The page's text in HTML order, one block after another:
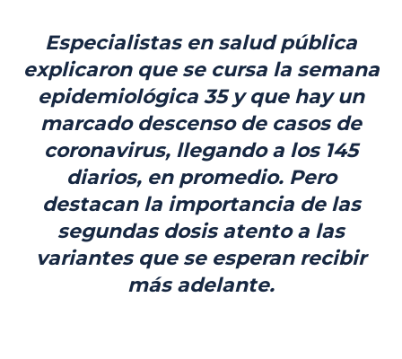
Especialistas en salud pública
explicaron que se cursa la semana
epidemiológica 35 y que hay un
marcado descenso de casos de
coronavirus, llegando a los 145
diarios, en promedio. Pero
destacan la importancia de las
segundas dosis atento a las
variantes que se esperan recibir
más adelante.